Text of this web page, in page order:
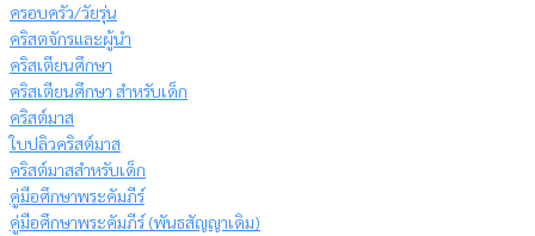
ครอบครัว/วัยรุ่น
คริสตจักรและผู้นำ
คริสเตียนศึกษา
คริสเตียนศึกษา สำหรับเด็ก
คริสต์มาส
ใบปลิวคริสต์มาส
คริสต์มาสสำหรับเด็ก
คู่มือศึกษาพระคัมภีร์
คู่มือศึกษาพระคัมภีร์ (พันธสัญญาเดิม)